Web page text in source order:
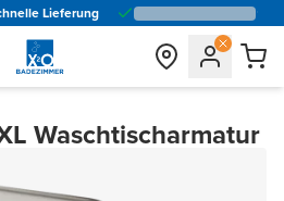
Lieferung
Waschtischarmatur